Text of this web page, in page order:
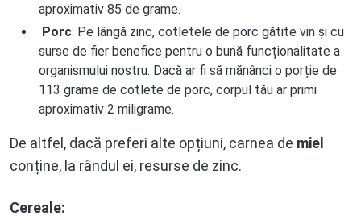
aproximativ 85 de grame.
Porc: Pe lângă zinc, cotletele de porc gătite vin și cu
surse de fier benefice pentru o bună funcționalitate a
organismului nostru. Dacă ar fi să mănânci o porție de
113 grame de cotlete de porc, corpul tău ar primi
aproximativ 2 miligrame.
De altfel, dacă preferi alte opțiuni, carnea de miel
conține, la rândul ei, resurse de zinc.
Cereale: